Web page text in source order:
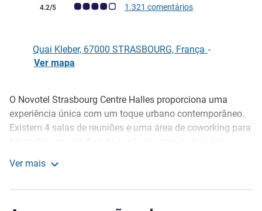
Nota clientes Avis (Classificação ALL)
4.2/5 1.321 comentários
Quai Kleber, 67000 STRASBOURG, França -
Ver mapa
Descrição
O Novotel Strasbourg Centre Halles proporciona uma
experiência única com um toque urbano contemporâneo.
Existem 4 salas de reuniões e uma área de coworking para
estadias em família, experimente os nossos quartos
Ver mais